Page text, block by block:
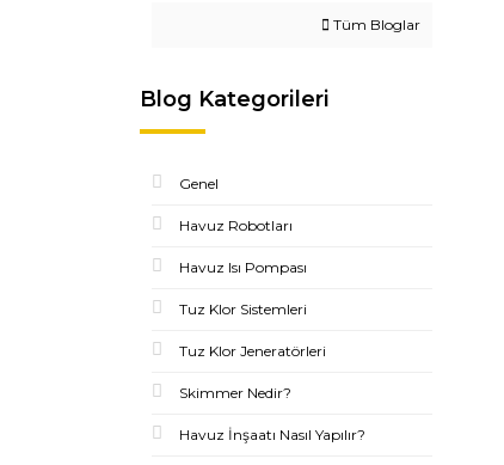
Tüm Bloglar
Blog Kategorileri
Genel
Havuz Robotları
Havuz Isı Pompası
Tuz Klor Sistemleri
Tuz Klor Jeneratörleri
Skimmer Nedir?
Havuz İnşaatı Nasıl Yapılır?